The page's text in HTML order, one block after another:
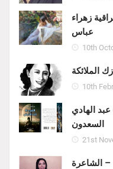
زهراء
عباس
10th
الملائكة
10th
الهادي
السعدون
21st
الشاعرة